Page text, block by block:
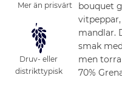
Mer än prisvärt
Druv- eller
distrikttypisk
bouquet
mandlar.
smak
men
70%